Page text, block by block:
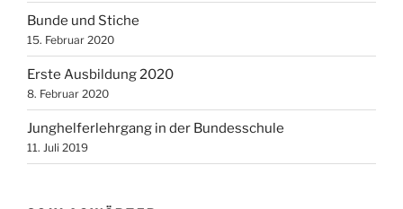
Bunde und Stiche
15. Februar 2020
Erste Ausbildung 2020
8. Februar 2020
Junghelferlehrgang in der Bundesschule
11. Juli 2019